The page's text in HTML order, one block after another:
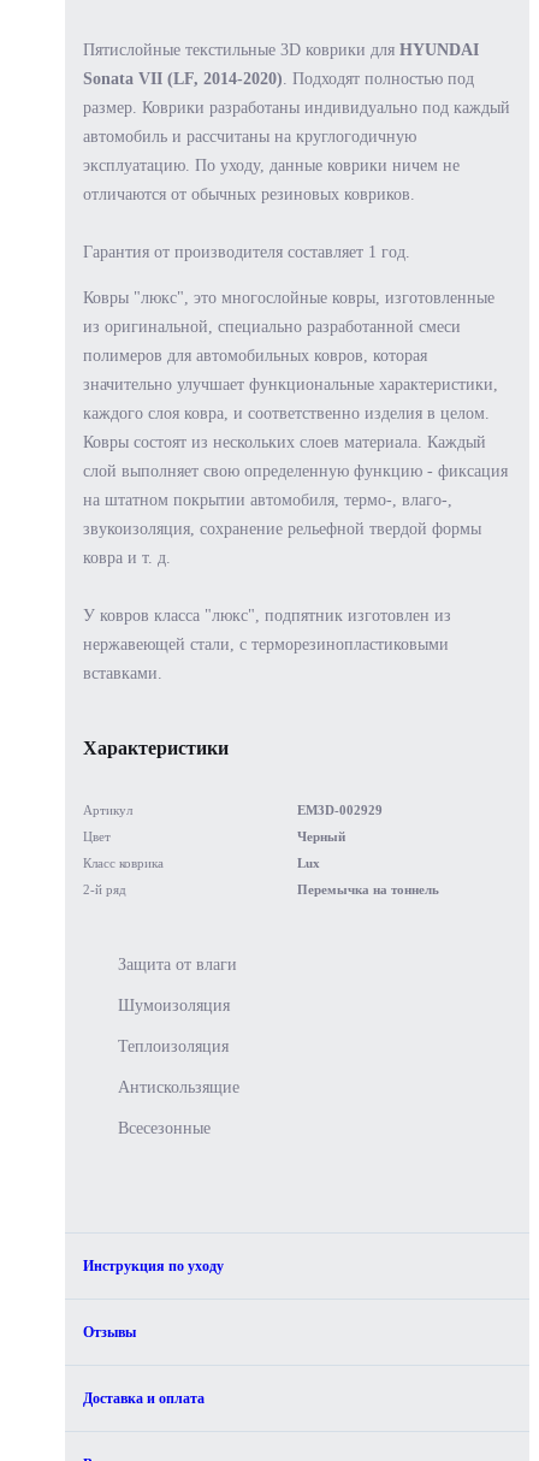
Пятислойные текстильные 3D коврики для HYUNDAI
Sonata VII (LF, 2014-2020) . Подходят полностью под
размер. Коврики разработаны индивидуально под каждый
автомобиль и рассчитаны на круглогодичную
эксплуатацию. По уходу, данные коврики ничем не
отличаются от обычных резиновых ковриков.
Гарантия от производителя составляет 1 год.
Ковры "люкс", это многослойные ковры, изготовленные
из оригинальной, специально разработанной смеси
полимеров для автомобильных ковров, которая
значительно улучшает функциональные характеристики,
каждого слоя ковра, и соответственно изделия в целом.
Ковры состоят из нескольких слоев материала. Каждый
слой выполняет свою определенную функцию - фиксация
на штатном покрытии автомобиля, термо-, влаго-,
звукоизоляция, сохранение рельефной твердой формы
ковра и т. д.
У ковров класса "люкс", подпятник изготовлен из
нержавеющей стали, с терморезинопластиковыми
вставками.
Характеристики
Артикул
EM3D-002929
Цвет
Черный
Класс коврика
Lux
2-й ряд
Перемычка на тоннель
Защита от влаги
Шумоизоляция
Теплоизоляция
Антискользящие
Всесезонные
Инструкция по уходу
Отзывы
Доставка и оплата